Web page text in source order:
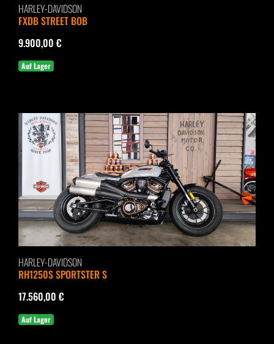
HARLEY-DAVIDSON
FXDB STREET BOB
9.900,00 €
Auf Lager
HARLEY-DAVIDSON
RH1250S SPORTSTER S
17.560,00 €
Auf Lager